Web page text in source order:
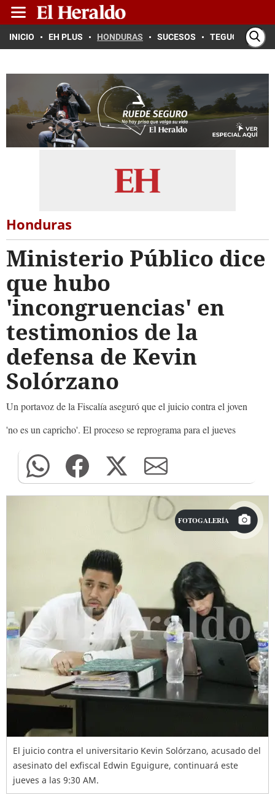
INICIO EH PLUS HONDURAS SUCESOS TEGUCIGALPA
Honduras
Ministerio Público dice
que hubo
'incongruencias' en
testimonios de la
defensa de Kevin
Solórzano
Un portavoz de la Fiscalía aseguró que el juicio contra el joven
'no es un capricho'. El proceso se reprograma para el jueves
FOTOGALERÍA
El juicio contra el universitario Kevin Solórzano, acusado del
asesinato del exfiscal Edwin Eguigure, continuará este
jueves a las 9:30 AM.